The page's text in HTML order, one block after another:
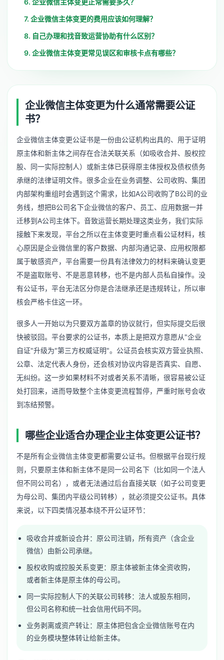
6. 企业微信主体变更正常需要多久？
7. 企业微信主体变更的费用应该如何理解？
8. 自己办理和找音致运营协助有什么区别？
9. 企业微信主体变更常见误区和审核卡点有哪些？
企业微信主体变更为什么通常需要公证
书？
企业微信主体变更公证书是一份由公证机构出具的、用于证明
原主体和新主体之间存在合法关联关系（如吸收合并、股权控
股、同一实际控制人）或新主体已获得原主体授权及债权债务
承继的法律证明文件。很多企业在业务调整、公司收购、集团
内部架构重组时会遇到这个需求，比如A公司收购了B公司的业
务线，想把B公司名下企业微信的客户、员工、应用数据一并
迁移到A公司主体下。音致运营长期处理这类业务，我们实际
接触下来发现，平台之所以在主体变更时重点看公证材料，核
心原因是企业微信里的客户数据、内部沟通记录、应用权限都
属于敏感资产，平台需要一份具有法律效力的材料来确认变更
不是盗取账号、不是恶意转移，也不是内部人员私自操作。没
有公证书，平台无法区分你是合法继承还是违规转让，所以审
核会严格卡住这一环。
很多人一开始以为只要双方盖章的协议就行，但实际提交后很
快被驳回。平台要求的公证书，本质上是把双方意愿从"企业
自证"升级为"第三方权威证明"。公证员会核实双方营业执照、
公章、法定代表人身份，还会核对协议内容是否真实、自愿、
无纠纷。这一步如果材料不对或者关系不清晰，很容易被公证
处打回来，进而导致整个主体变更流程暂停，严重时账号会收
到冻结预警。
哪些企业适合办理企业主体变更公证书？
不是所有企业微信主体变更都需要公证书。但根据平台现行规
则，只要原主体和新主体不是同一公司名下（比如同一个法人
但不同公司名），或者无法通过后台直接关联（如子公司变更
为母公司、集团内平级公司转移），就必须提交公证书。具体
来说，以下四类情况基本绕不开公证环节：
吸收合并或新设合并：原公司注销，所有资产（含企业
微信）由新公司承继。
股权收购或控股关系变更：原主体被新主体全资收购，
或者新主体是原主体的母公司。
同一实际控制人下的关联公司转移：法人或股东相同，
但公司名称和统一社会信用代码不同。
业务剥离或资产转让：原主体把包含企业微信账号在内
的业务模块整体转让给新主体。